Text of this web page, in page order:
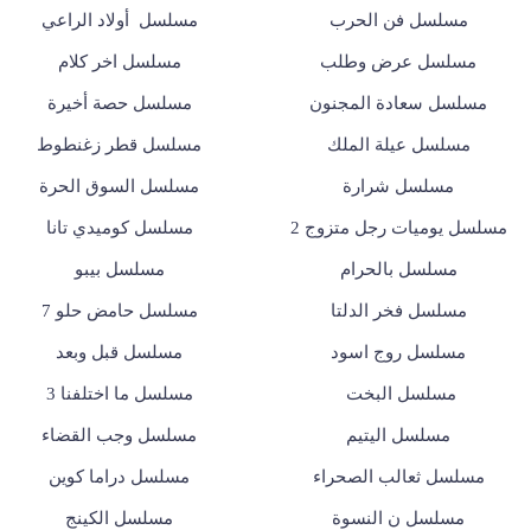
مسلسل فن الحرب مسلسل أولاد الراعي
مسلسل عرض وطلب مسلسل اخر كلام
مسلسل سعادة المجنون مسلسل حصة أخيرة
مسلسل عيلة الملك مسلسل قطر زغنطوط
مسلسل شرارة مسلسل السوق الحرة
مسلسل يوميات رجل متزوج 2 مسلسل كوميدي تانا
مسلسل بالحرام مسلسل بيبو
مسلسل فخر الدلتا مسلسل حامض حلو 7
مسلسل روج اسود مسلسل قبل وبعد
مسلسل البخت مسلسل ما اختلفنا 3
مسلسل اليتيم مسلسل وجب القضاء
مسلسل ثعالب الصحراء مسلسل دراما كوين
مسلسل ن النسوة مسلسل الكينج